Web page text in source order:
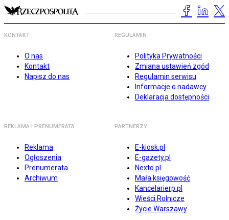
KONTAKT
O nas
Kontakt
Napisz do nas
REGULAMIN
Polityka Prywatności
Zmiana ustawień zgód
Regulamin serwisu
Informacje o nadawcy
Deklaracja dostępności
REKLAMA I PRENUMERATA
Reklama
Ogłoszenia
Prenumerata
Archiwum
PARTNERZY
E-kiosk.pl
E-gazety.pl
Nexto.pl
Mała księgowość
Kancelarierp.pl
Wieści Rolnicze
Życie Warszawy